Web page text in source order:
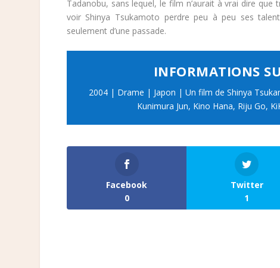
Tadanobu, sans lequel, le film n’aurait à vrai dire que
voir Shinya Tsukamoto perdre peu à peu ses talent
seulement d’une passade.
INFORMATIONS
2004 | Drame | Japon | Un film de Shinya
Kunimura Jun, Kino Hana, Riju Go,
Facebook
0
Twitter
1